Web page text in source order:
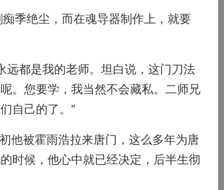
季绝尘，而在魂导器制作上，就要
都是我的老师。坦白说，这门刀法
。您要学，我当然不会藏私。二师兄
自己的了。”
他被霍雨浩拉来唐门，这么多年为唐
时候，他心中就已经决定，后半生彻